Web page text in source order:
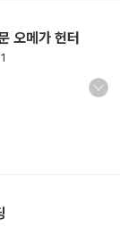
오메가 헌터